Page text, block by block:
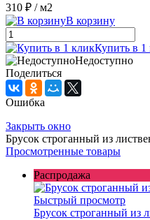
310 ₽ / м2
В корзину
Купить в 1
Недоступно
Поделиться
Ошибка
Закрыть окно
Брусок строганный из
Просмотренные товары
Распродажа
Быстрый просмотр
Брусок строганный из